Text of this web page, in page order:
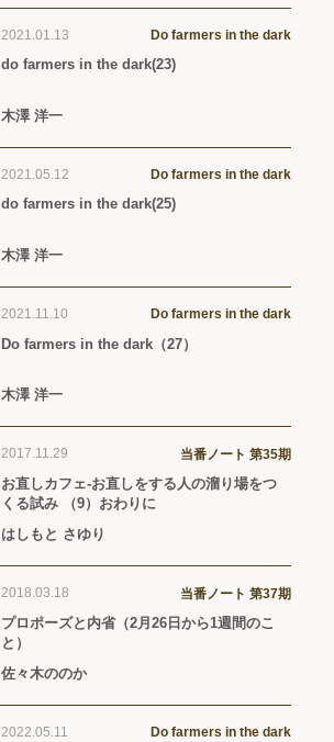
2021.01.13 Do farmers in the dark
do farmers in the dark(23)
木澤 洋一
2021.05.12 Do farmers in the dark
do farmers in the dark(25)
木澤 洋一
2021.11.10 Do farmers in the dark
Do farmers in the dark（27）
木澤 洋一
2017.11.29 当番ノート 第35期
お直しカフェ-お直しをする人の溜り場をつ
くる試み （9）おわりに
はしもと さゆり
2018.03.18 当番ノート 第37期
プロポーズと内省（2月26日から1週間のこ
と）
佐々木ののか
2022.05.11 Do farmers in the dark